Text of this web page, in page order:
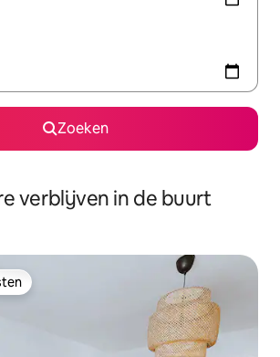
Zoeken
verblijven in de buurt